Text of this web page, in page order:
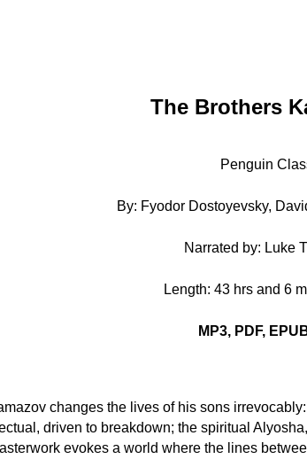
The Brothers
Penguin
By: Fyodor Dostoyevsky,
Narrated by: Luke
Length: 43 hrs and 6
MP3, PDF,
changes the lives of his sons
driven to breakdown; the spiritual
evokes a world where the lines